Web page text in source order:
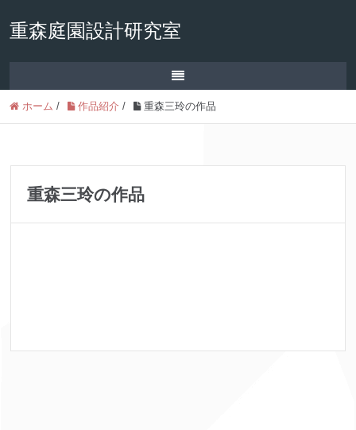
重森庭園設計研究室
ホーム / 作品紹介 / 重森三玲の作品
重森三玲の作品